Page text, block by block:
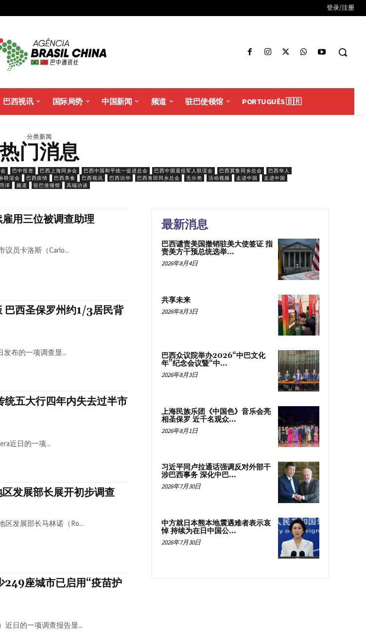
登录/注册
巴西视讯 国际局势 中国新闻 频道 驻巴使领馆 PORTUGUÊS 🇧🇷
分类新闻
热门消息
巴中投资 巴西上海同乡会 巴西中国和平统一促进总会 巴西中国退役军人联谊会 巴西冀鲁同乡总会
巴西华人
联谊会 巴西疫情 巴西美食 巴西视讯 巴西访华 巴西青田同乡总会 无分类 活动视频 走进中国
走进中国
泽
频道 驻巴使领馆 高端访谈
用三位被调查助理
议员卡洛斯（Carlo...
巴西圣保罗州约1/3居民背
发布的一项调查显...
统五大行四年内失去过半市
近日的一项...
发展部长展开初步调查
区发展部长马林诺（Ro...
249座城市已启用“疫苗护
近日的一项调查报告显...
最新消息
巴西谴责美国撤销驻美大使签证 指
责美方干预总统选举...
2026年8月4日
共享未来
2026年8月3日
巴西众议院举办2026“中巴文化
年”纪念会议暨“中...
2026年8月3日
上海民族乐团《中国色》音乐会亮
相圣保罗 近千名观众...
2026年8月1日
习近平同卢拉通话强调反对外部干
涉巴西事务 深化中巴...
2026年7月30日
中方就日本熊本地震遇难者表示哀
悼 持续为在日中国公...
2026年7月30日